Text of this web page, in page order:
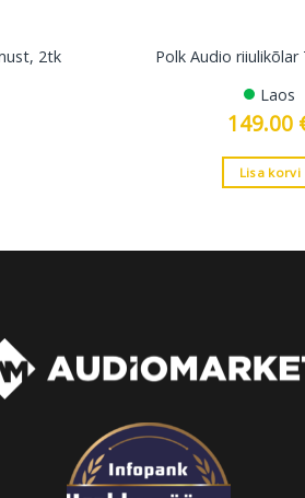
2tk
Polk Audio
Laos
149.00
Lisa korvi